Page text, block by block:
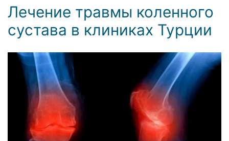
Лечение травмы коленного
сустава в клиниках Турции